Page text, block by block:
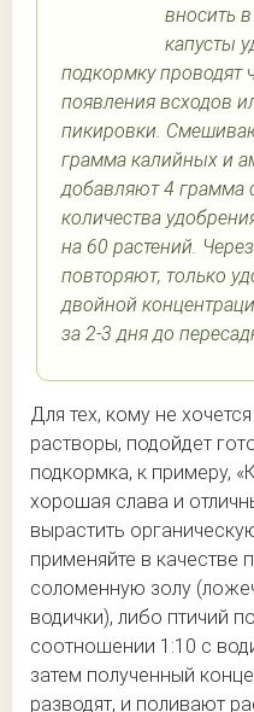
вносить
капусты
подкормку проводят
появления всходов
пикировки.
грамма калийных и
добавляют 4 грамма
количества
на 60 растений.
повторяют, только
двойной
за 2-3 дня до
Для тех, кому не
растворы, подойдет
подкормка, к примеру,
хорошая слава и
вырастить
применяйте в качестве
соломенную золу
водички), либо птичий
соотношении 1:10 с
затем полученный
разводят, и поливают